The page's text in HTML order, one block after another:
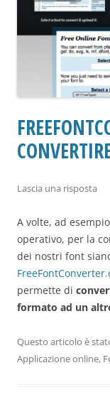
Lascia una risposta
A volte, ad
operativo, per la
dei nostri font
permette di
formato ad un
Questo articolo è
Applicazione online,